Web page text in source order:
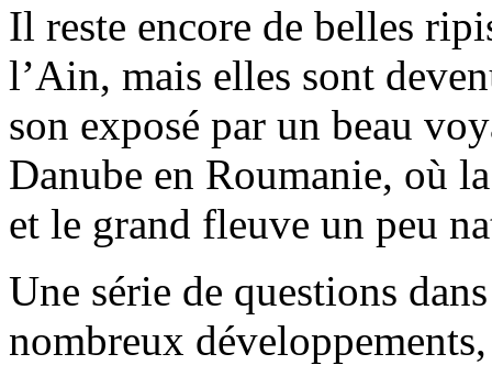
Il reste encore de belles
l’Ain, mais elles sont
son exposé par un beau
Danube en Roumanie, où
et le grand fleuve un peu
Une série de questions
nombreux